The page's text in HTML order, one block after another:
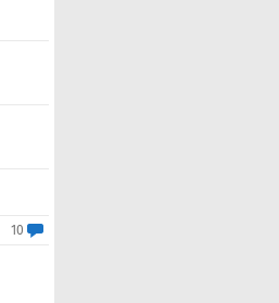
10